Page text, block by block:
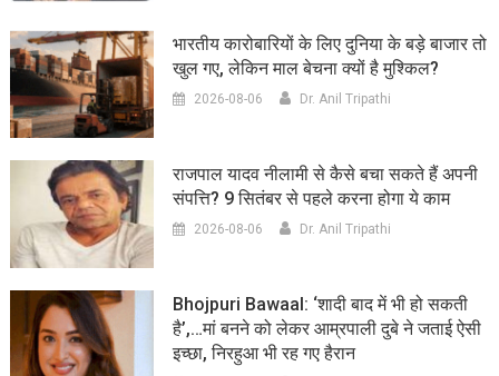
भारतीय कारोबारियों के लिए दुनिया के बड़े बाजार तो
खुल गए, लेकिन माल बेचना क्यों है मुश्किल?
2026-08-06 Dr. Anil Tripathi
राजपाल यादव नीलामी से कैसे बचा सकते हैं अपनी
संपत्ति? 9 सितंबर से पहले करना होगा ये काम
2026-08-06 Dr. Anil Tripathi
Bhojpuri Bawaal: ‘शादी बाद में भी हो सकती
है’,…मां बनने को लेकर आम्रपाली दुबे ने जताई ऐसी
इच्छा, निरहुआ भी रह गए हैरान